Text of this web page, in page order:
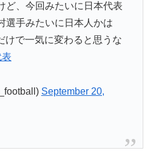
ど、今回みたいに日本代表
選手みたいに日本人かは
けで一気に変わると思うな
September 20,